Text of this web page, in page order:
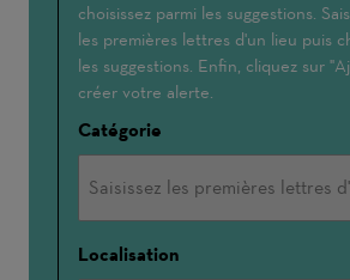
par
choisissez parmi les suggestions.
les premières lettres d'un lieu puis
les suggestions. Enfin, cliquez sur
créer votre alerte.
Catégorie
Localisation